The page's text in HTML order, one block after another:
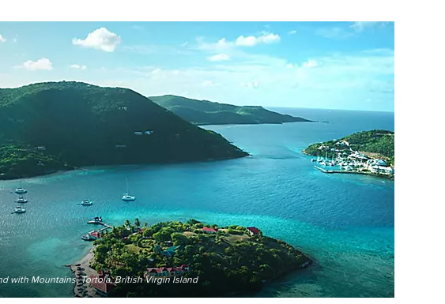
with Mountains, Tortola, British Virgin Island